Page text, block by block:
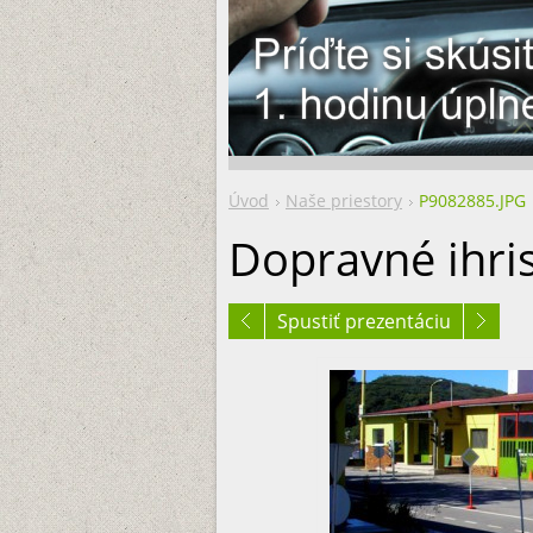
Úvod Naše priestory P9082885.JPG
Dopravné
Spustiť prezentáciu